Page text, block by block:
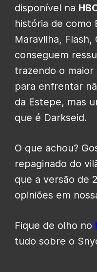
disponível na
história de como
Maravilha,
conseguem
trazendo o
para enfrentar
da Estepe, mas
que é Darkseid.
O que achou?
repaginado do
que a versão de
opiniões em
Fique de olho no
tudo sobre o